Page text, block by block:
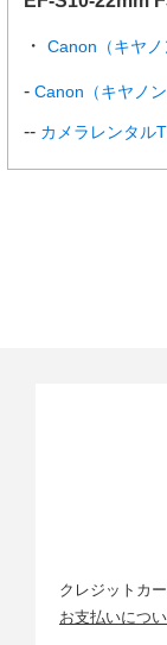
Canon（キヤ
Canon（キヤノ
カメラレンタル
クレジットカ
お支払いにつ